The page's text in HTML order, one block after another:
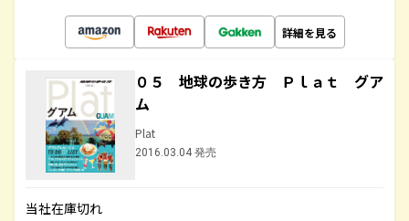
詳細を見る
０５ 地球の歩き方 Ｐｌａｔ グア
ム
Plat
2016.03.04 発売
当社在庫切れ